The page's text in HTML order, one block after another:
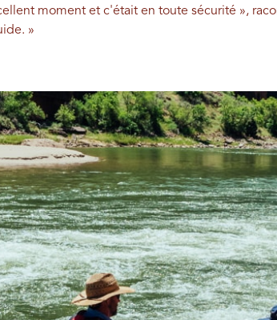
moment et c'était en toute sécurité »,
»